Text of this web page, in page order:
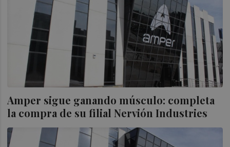
Amper sigue ganando músculo: completa
la compra de su filial Nervión Industries